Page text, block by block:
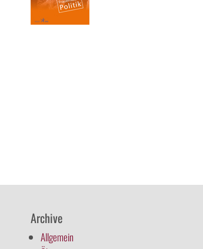
Archive
Allgemein